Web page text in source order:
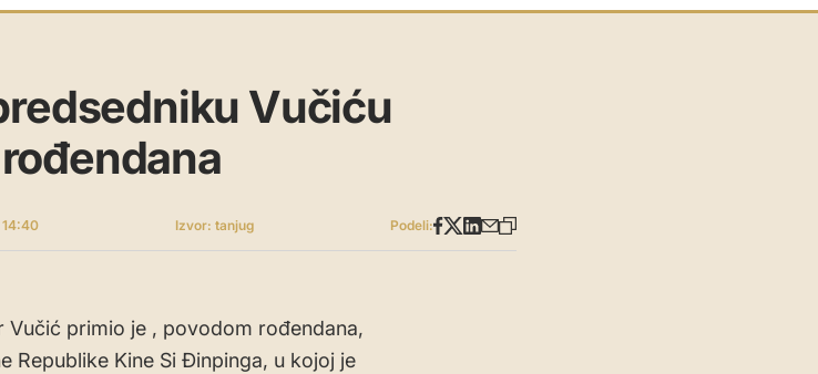
Vučiću
Izvor: tanjug Podeli:
Vučić primio je , povodom rođendana,
Republike Kine Si Đinpinga, u kojoj je